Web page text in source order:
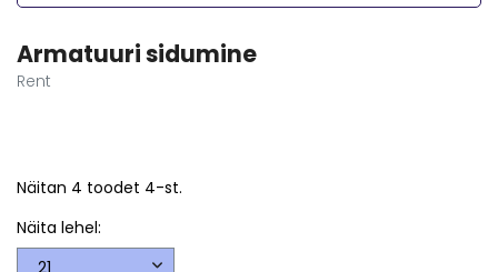
Armatuuri sidumine
Rent
Näitan 4 toodet 4-st.
Näita lehel: